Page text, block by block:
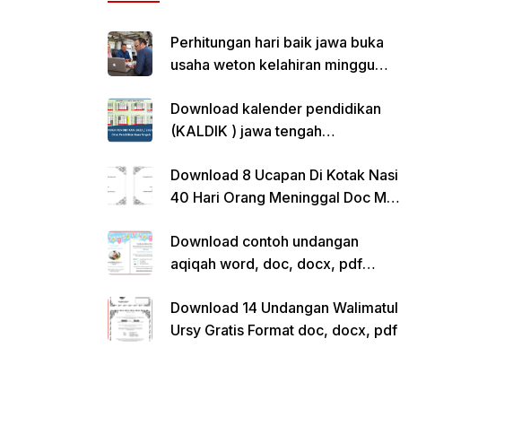
Perhitungan hari baik jawa buka
usaha weton kelahiran minggu
Download kalender pendidikan
(KALDIK ) jawa tengah
Download 8 Ucapan Di Kotak Nasi
40 Hari Orang Meninggal Doc Ms.
Download contoh undangan
aqiqah word, doc, docx, pdf
Download 14 Undangan Walimatul
Ursy Gratis Format doc, docx, pdf